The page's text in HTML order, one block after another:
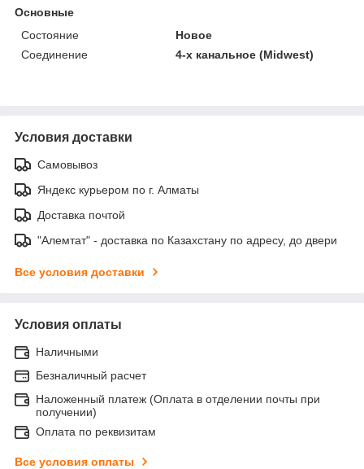
Основные
Состояние
Новое
Соединение
4-х канальное (Midwest)
Условия доставки
Самовывоз
Яндекс курьером по г. Алматы
Доставка почтой
"Алемтат" - доставка по Казахстану по адресу, до двери
Все условия доставки
Условия оплаты
Наличными
Безналичный расчет
Наложенный платеж (Оплата в отделении почты при
получении)
Оплата по реквизитам
Все условия оплаты